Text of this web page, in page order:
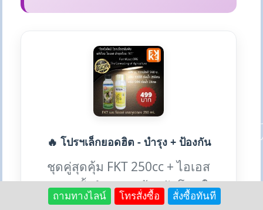
🔥 โปรฯเล็กยอดฮิต - บำรุง + ป้องกัน
ชุดคู่สุดคุ้ม FKT 250cc + ไอเอส
250cc ทั้งบำรุงและป้องกันโรค ใน
ราคาเดียว
ถามทางไลน์ โทรสั่งซื้อ สั่งซื้อทันที